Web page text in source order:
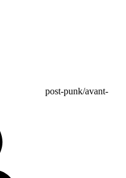
post-punk/avant-